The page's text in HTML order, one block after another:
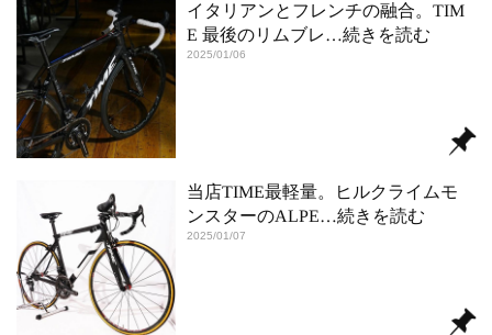
イタリアンとフレンチの融合。TIM
E 最後のリムブレ …続きを読む
2025/01/06
当店TIME最軽量。ヒルクライムモ
ンスターのALPE…続きを読む
2025/01/07